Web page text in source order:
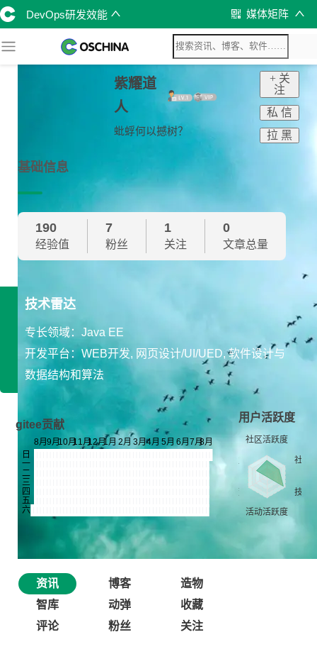
DevOps研发效能 媒体矩阵
紫耀道
人
蚍蜉何以撼树？
+ 关
注
私 信
拉 黑
基础信息
190
经验值
7
粉丝
1
关注
0
文章总量
技术雷达
专长领域：Java EE
开发平台：WEB开发, 网页设计/UI/UED, 软件设计与
数据结构和算法
gitee贡献
用户活跃度
资讯 博客
造物
智库
动弹
收藏
评论
粉丝 关注